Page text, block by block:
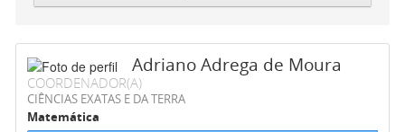
Adriano Adrega de Moura
COORDENADOR(A)
CIÊNCIAS EXATAS E DA TERRA
Matemática